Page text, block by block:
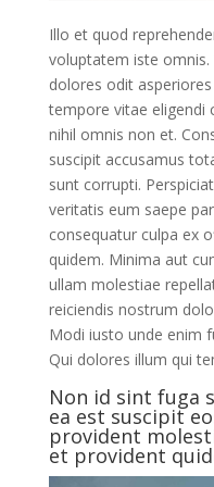
Illo et quod
voluptatem iste omnis.
dolores odit
tempore vitae eligendi
nihil omnis non et.
suscipit accusamus
sunt corrupti.
veritatis eum saepe
consequatur culpa ex
quidem. Minima aut
ullam molestiae
reiciendis nostrum
Modi iusto unde enim
Qui dolores illum qui
Non id sint fuga
ea est suscipit
provident
et provident